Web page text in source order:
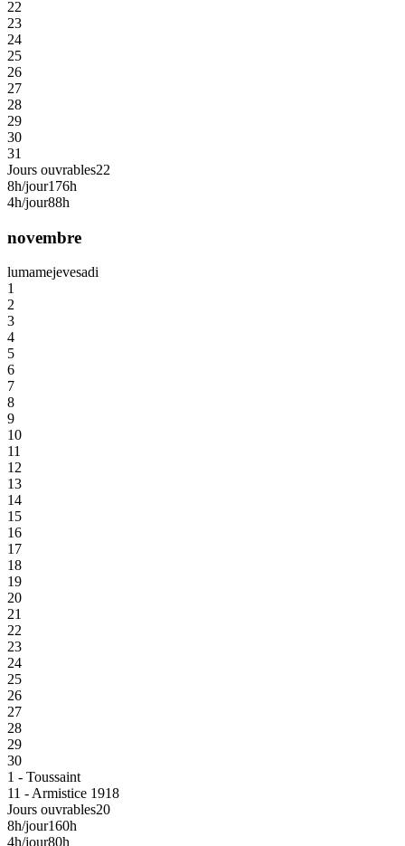
22
23
24
25
26
27
28
29
30
31
Jours ouvrables22
8h/jour176h
4h/jour88h
novembre
lumamejevesadi
1
2
3
4
5
6
7
8
9
10
11
12
13
14
15
16
17
18
19
20
21
22
23
24
25
26
27
28
29
30
1 - Toussaint
11 - Armistice 1918
Jours ouvrables20
8h/jour160h
4h/jour80h